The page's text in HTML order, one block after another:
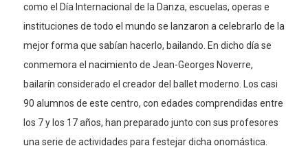
como el Día Internacional de la Danza, escuelas, operas e
instituciones de todo el mundo se lanzaron a celebrarlo de la
mejor forma que sabían hacerlo, bailando. En dicho día se
conmemora el nacimiento de Jean-Georges Noverre,
bailarín considerado el creador del ballet moderno. Los casi
90 alumnos de este centro, con edades comprendidas entre
los 7 y los 17 años, han preparado junto con sus profesores
una serie de actividades para festejar dicha onomástica.